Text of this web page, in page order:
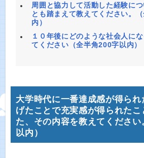
周囲と協力して活動した経験に
とも踏まえて教えてください。
内）
１０年後にどのような社会人に
てください（全半角200字以内）
大学時代に一番達成感が得ら
げたことで充実感が得られたこ
た、その内容を教えてくださ
以内）